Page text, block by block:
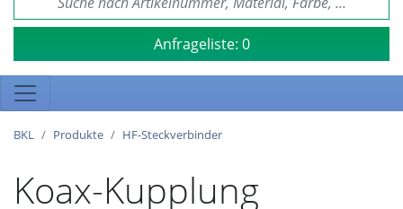
Anfrageliste: 0
BKL Produkte HF-Steckverbinder
Koax-Kupplung